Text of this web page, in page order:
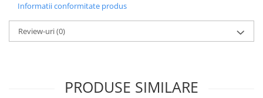
Plase anti buruieni
Plase pentru castraveti
Mobilier PVC
Mobilier comercial din PVC
Informatii conformitate produs
Review-uri(0)
PRODUSE SIMILARE